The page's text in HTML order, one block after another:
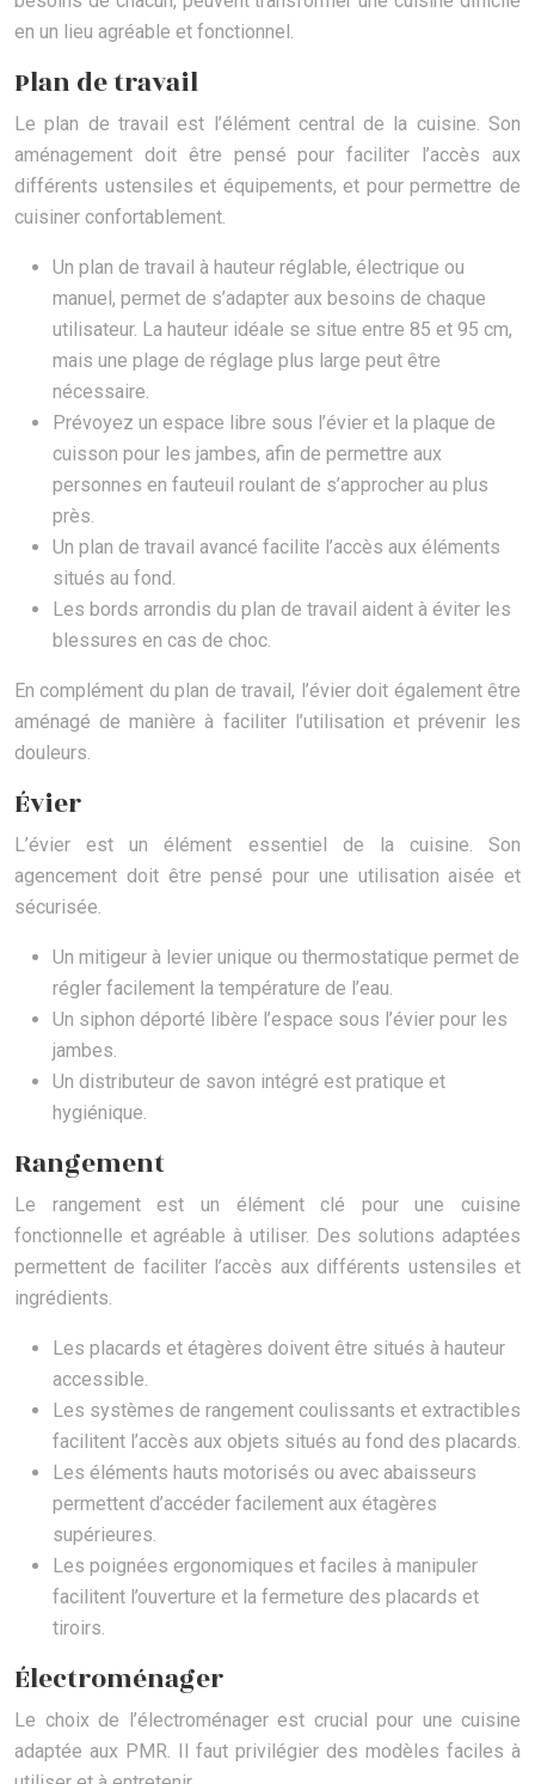
en un lieu agréable et fonctionnel.
Plan de travail
Le plan de travail est l’élément central de la cuisine. Son
aménagement doit être pensé pour faciliter l’accès aux
différents ustensiles et équipements, et pour permettre de
cuisiner confortablement.
Un plan de travail à hauteur réglable, électrique ou
manuel, permet de s’adapter aux besoins de chaque
utilisateur. La hauteur idéale se situe entre 85 et 95 cm,
mais une plage de réglage plus large peut être
nécessaire.
Prévoyez un espace libre sous l’évier et la plaque de
cuisson pour les jambes, afin de permettre aux
personnes en fauteuil roulant de s’approcher au plus
près.
Un plan de travail avancé facilite l’accès aux éléments
situés au fond.
Les bords arrondis du plan de travail aident à éviter les
blessures en cas de choc.
En complément du plan de travail, l’évier doit également être
aménagé de manière à faciliter l’utilisation et prévenir les
douleurs.
Évier
L’évier est un élément essentiel de la cuisine. Son
agencement doit être pensé pour une utilisation aisée et
sécurisée.
Un mitigeur à levier unique ou thermostatique permet de
régler facilement la température de l’eau.
Un siphon déporté libère l’espace sous l’évier pour les
jambes.
Un distributeur de savon intégré est pratique et
hygiénique.
Rangement
Le rangement est un élément clé pour une cuisine
fonctionnelle et agréable à utiliser. Des solutions adaptées
permettent de faciliter l’accès aux différents ustensiles et
ingrédients.
Les placards et étagères doivent être situés à hauteur
accessible.
Les systèmes de rangement coulissants et extractibles
facilitent l’accès aux objets situés au fond des placards.
Les éléments hauts motorisés ou avec abaisseurs
permettent d’accéder facilement aux étagères
supérieures.
Les poignées ergonomiques et faciles à manipuler
facilitent l’ouverture et la fermeture des placards et
tiroirs.
Électroménager
Le choix de l’électroménager est crucial pour une cuisine
adaptée aux PMR. Il faut privilégier des modèles faciles à